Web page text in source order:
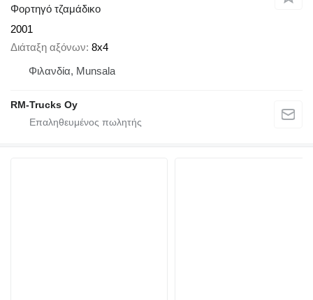
Φορτηγό τζαμάδικο
2001
Διάταξη αξόνων 8x4
Φιλανδία, Munsala
RM-Trucks Oy